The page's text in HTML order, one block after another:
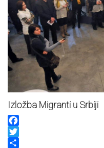
Izložba Migranti u Srbiji
Facebook
Twitter